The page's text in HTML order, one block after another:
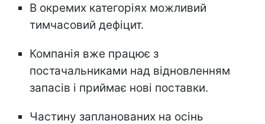
В окремих категоріях можливий
тимчасовий дефіцит.
Компанія вже працює з
постачальниками над відновленням
запасів і приймає нові поставки.
Частину запланованих на осінь